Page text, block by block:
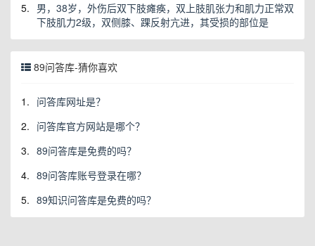
5. 男，38岁，外伤后双下肢瘫痪，双上肢肌张力和肌力正常双
下肢肌力2级，双侧膝、踝反射亢进，其受损的部位是
89问答库-猜你喜欢
1. 问答库网址是？
2. 问答库官方网站是哪个？
3. 89问答库是免费的吗？
4. 89问答库账号登录在哪？
5. 89知识问答库是免费的吗？